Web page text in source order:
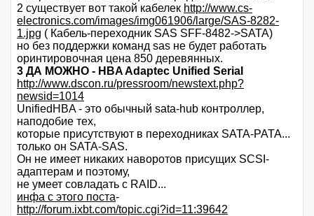
2 существует вот такой кабелек http://www.cs-
electronics.com/images/img061906/large/SAS-8282-
1.jpg ( Кабель-переходник SAS SFF-8482->SATA)
но без поддержки команд sas не будет работать
оринтировочная цена 850 деревянных.
3 ДА МОЖНО - HBA Adaptec Unified Serial
http://www.dscon.ru/pressroom/newstext.php?
newsid=1014
UnifiedHBA - это обычный sata-hub контроллер,
наподобие тех,
которые присутствуют в переходниках SATA-PATA...
только он SATA-SAS.
Он не имеет никаких наворотов присущих SCSI-
адаптерам и поэтому,
не умеет совладать с RAID...
инфа с этого поста-
http://forum.ixbt.com/topic.cgi?id=11:39642